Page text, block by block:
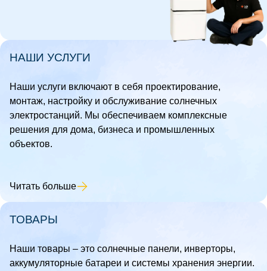
НАШИ УСЛУГИ
Наши услуги включают в себя проектирование,
монтаж, настройку и обслуживание солнечных
электростанций. Мы обеспечиваем комплексные
решения для дома, бизнеса и промышленных
объектов.
Читать больше
ТОВАРЫ
Наши товары – это солнечные панели, инверторы,
аккумуляторные батареи и системы хранения энергии.